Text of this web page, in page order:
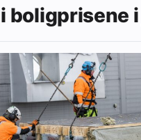
boligprisene